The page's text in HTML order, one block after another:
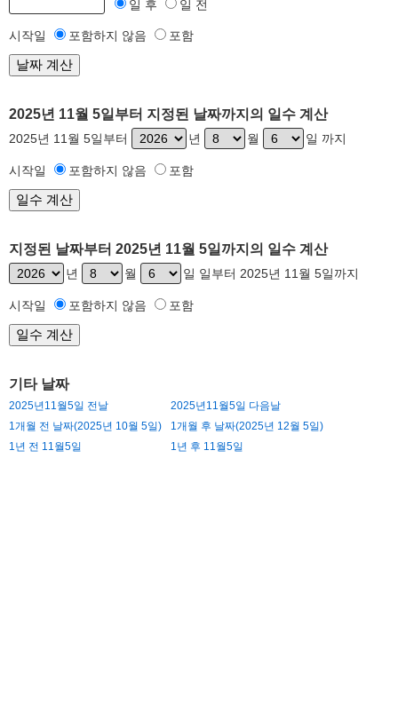
일 후 일 전
시작일 포함하지 않음 포함
2025년 11월 5일부터 지정된 날짜까지의 일수 계산
2025년 11월 5일부터 년 월 일 까지
시작일 포함하지 않음 포함
지정된 날짜부터 2025년 11월 5일까지의 일수 계산
년 월 일 일부터 2025년 11월 5일까지
시작일 포함하지 않음 포함
기타 날짜
2025년11월5일 전날
2025년11월5일 다음날
1개월 전 날짜(2025년 10월 5일)
1개월 후 날짜(2025년 12월 5일)
1년 전 11월5일
1년 후 11월5일